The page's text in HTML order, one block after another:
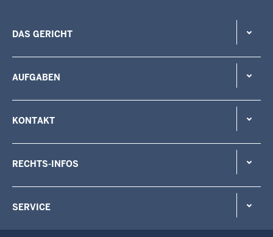
DAS GERICHT
AUFGABEN
KONTAKT
RECHTS-INFOS
SERVICE